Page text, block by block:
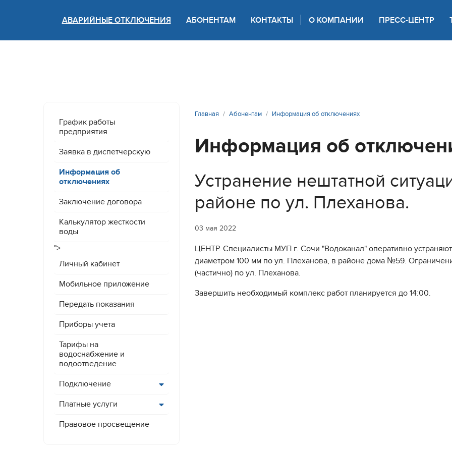
Версия для слабовидящих
АВАРИЙНЫЕ ОТКЛЮЧЕНИЯ АБОНЕНТАМ КОНТАКТЫ О КОМПАНИИ ПРЕСС-ЦЕНТР
График работы
предприятия
Заявка в диспетчерскую
Информация об
отключениях
Заключение договора
Калькулятор жесткости
воды
">
Личный кабинет
Мобильное приложение
Передать показания
Приборы учета
Тарифы на
водоснабжение и
водоотведение
Подключение
Платные услуги
Правовое просвещение
Главная Абонентам Информация об отключениях
Информация об
Устранение нештатной
районе по ул. Плеханова.
03 мая 2022
ЦЕНТР. Специалисты МУП г. Сочи "Водоканал" оперативно
диаметром 100 мм по ул. Плеханова, в районе дома №59.
(частично) по ул. Плеханова.
Завершить необходимый комплекс работ планируется до 14:00.